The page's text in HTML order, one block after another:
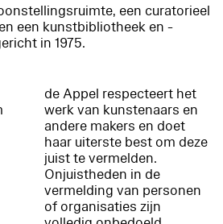
een curatorieel
een kunstbibliotheek en -
in 1975.
de Appel respecteert het
werk van kunstenaars en
andere makers en doet
haar uiterste best om deze
juist te vermelden.
Onjuistheden in de
vermelding van personen
of organisaties zijn